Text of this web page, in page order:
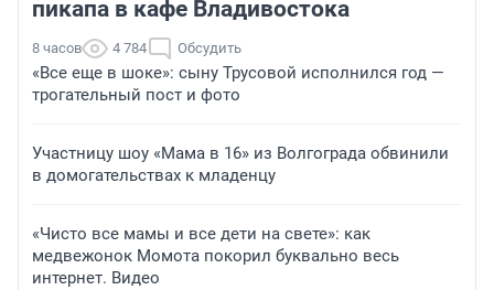
пикапа в кафе Владивостока
8 часов 4 784 Обсудить
«Все еще в шоке»: сыну Трусовой исполнился год —
трогательный пост и фото
Участницу шоу «Мама в 16» из Волгограда обвинили
в домогательствах к младенцу
«Чисто все мамы и все дети на свете»: как
медвежонок Момота покорил буквально весь
интернет. Видео